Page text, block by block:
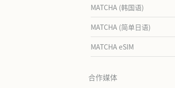
MATCHA (韩国语)
MATCHA (简单日语)
MATCHA eSIM
合作媒体